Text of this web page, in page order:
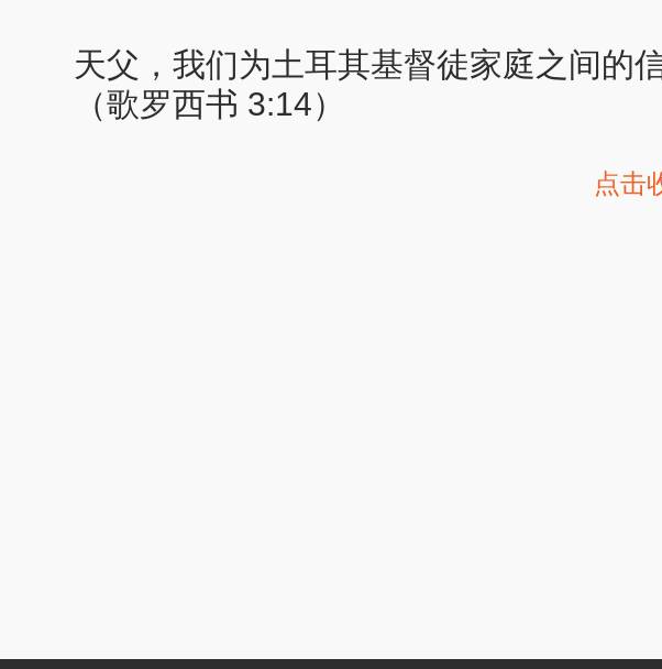
天父，我们为土耳其基督徒家庭之间的
（歌罗西书 3:14）
点击